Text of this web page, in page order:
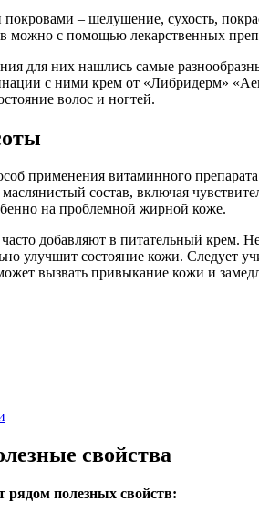
– шелушение, сухость,
можно с помощью лекарственных
для них нашлись самые
с ними крем от «Либридерм»
волос и ногтей.
применения витаминного
состав, включая
на проблемной жирной коже.
добавляют в питательный крем.
улучшит состояние кожи. Следует
вызвать привыкание кожи и
свойства
рядом полезных свойств: